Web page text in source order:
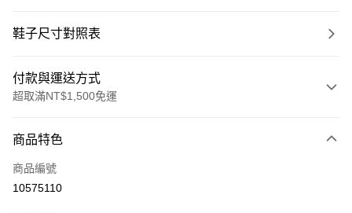
鞋子尺寸對照表
付款與運送方式
超取滿NT$1,500免運
信用卡一次付款
信用卡分期付款
商品特色
商品編號
10575110